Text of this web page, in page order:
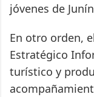
jóvenes de
En otro orden,
Estratégico
turístico y